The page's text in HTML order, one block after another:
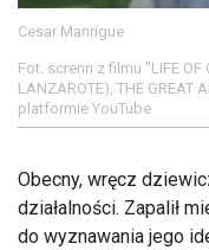
Cesar Manrigue
Fot. screnn z filmu "LIFE OF
LANZAROTE), THE GREAT
platformie YouTube
Obecny, wręcz
działalności. Zapalił
do wyznawania jego